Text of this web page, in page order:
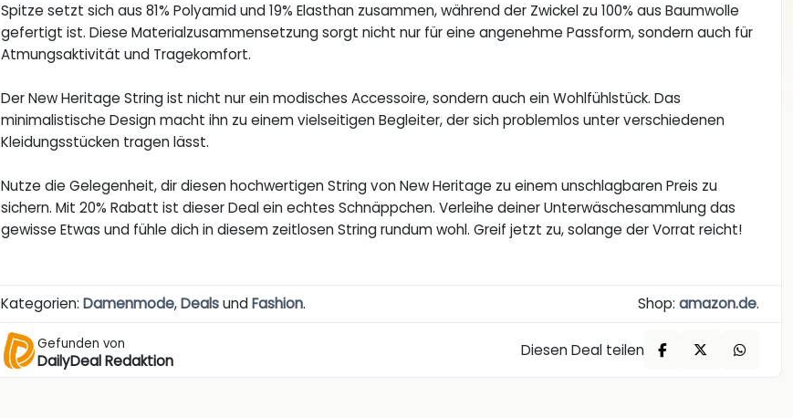
Spitze setzt sich aus 81% Polyamid und 19% Elasthan zusammen, während der Zwickel zu 100% aus Baumwolle
gefertigt ist. Diese Materialzusammensetzung sorgt nicht nur für eine angenehme Passform, sondern auch für
Atmungsaktivität und Tragekomfort.
Der New Heritage String ist nicht nur ein modisches Accessoire, sondern auch ein Wohlfühlstück. Das
minimalistische Design macht ihn zu einem vielseitigen Begleiter, der sich problemlos unter verschiedenen
Kleidungsstücken tragen lässt.
Nutze die Gelegenheit, dir diesen hochwertigen String von New Heritage zu einem unschlagbaren Preis zu
sichern. Mit 20% Rabatt ist dieser Deal ein echtes Schnäppchen. Verleihe deiner Unterwäschesammlung das
gewisse Etwas und fühle dich in diesem zeitlosen String rundum wohl. Greif jetzt zu, solange der Vorrat reicht!
Kategorien:Damenmode,DealsundFashion. Shop: amazon.de.
Gefunden von
DailyDeal Redaktion
Diesen Deal teilen